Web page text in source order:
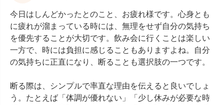
今日はしんどかったとのこと、お疲れ様です。心身とも
に疲れが溜まっている時には、無理をせず自分の気持ち
を優先することが大切です。飲み会に行くことは楽しい
一方で、時には負担に感じることもありますよね。自分
の気持ちに正直になり、断ることも選択肢の一つです。
断る際は、シンプルで率直な理由を伝えると良いでしょ
う。たとえば「体調が優れない」「少し休みが必要な時